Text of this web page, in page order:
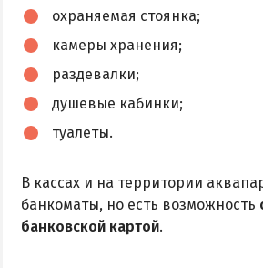
охраняемая стоянка;
камеры хранения;
раздевалки;
душевые кабинки;
туалеты.
В кассах и на территории
банкоматы, но есть возможность
банковской картой.